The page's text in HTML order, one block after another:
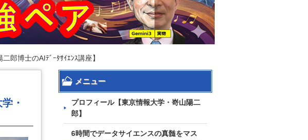
郎博士のAIﾃﾞｰﾀｻｲｴﾝｽ講座】
・
メニュー
プロフィール【東京情報大学・嵜山陽二
郎】
6時間でデータサイエンスの真髄をマス